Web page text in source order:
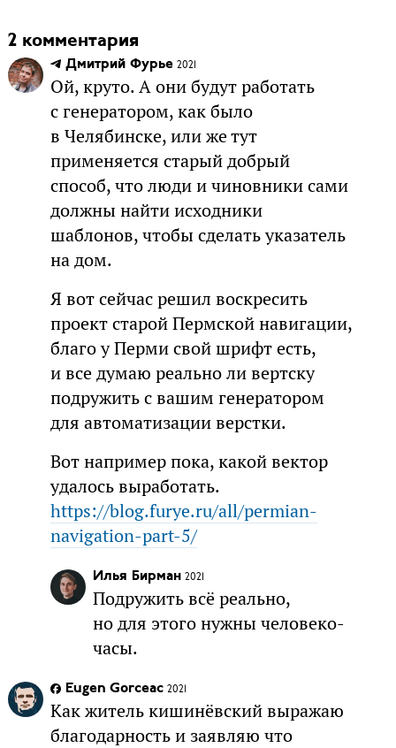
2 комментария
Дмитрий Фурье 2021
Ой, круто. А они будут работать
с генератором, как было
в Челябинске, или же тут
применяется старый добрый
способ, что люди и чиновники сами
должны найти исходники
шаблонов, чтобы сделать указатель
на дом.
Я вот сейчас решил воскресить
проект старой Пермской навигации,
благо у Перми свой шрифт есть,
и все думаю реально ли вертску
подружить с вашим генератором
для автоматизации верстки.
Вот например пока, какой вектор
удалось выработать.
https://blog.furye.ru/all/permian-
navigation-part-5/
Илья Бирман 2021
Подружить всё реально,
но для этого нужны человеко-
часы.
Eugen Gorceac 2021
Как житель кишинёвский выражаю
благодарность и заявляю что